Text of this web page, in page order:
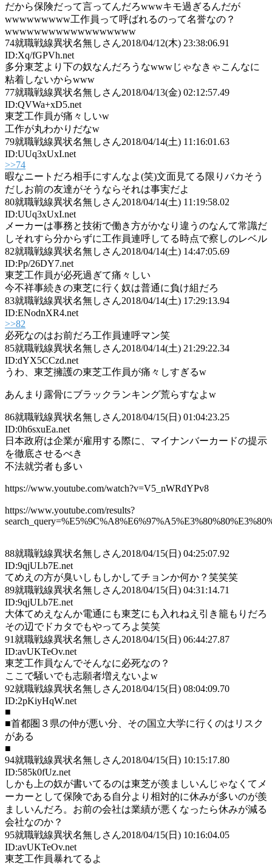
だから保険だって言ってんだろwwwキモ過ぎるんだが
wwwwwwwww工作員って呼ばれるのって名誉なの？
wwwwwwwwwwwwwwwwww
74就職戦線異状名無しさん2018/04/12(木) 23:38:06.91
ID:Xq/fGPVh.net
多分東芝より下の奴なんだろうなwwwじゃなきゃこんなに
粘着しないからwww
77就職戦線異状名無しさん2018/04/13(金) 02:12:57.49
ID:QVWa+xD5.net
東芝工作員が痛々しいw
工作が丸わかりだなw
79就職戦線異状名無しさん2018/04/14(土) 11:16:01.63
ID:UUq3xUxI.net
>>74
暇なニートだろ相手にすんなよ(笑)文面見てる限りバカそう
だしお前の友達がそうならそれは事実だよ
80就職戦線異状名無しさん2018/04/14(土) 11:19:58.02
ID:UUq3xUxI.net
メーカーは事務と技術で働き方がかなり違うのなんて常識だ
しそれすら分からずに工作員連呼してる時点で察しのレベル
82就職戦線異状名無しさん2018/04/14(土) 14:47:05.69
ID:Pp/26DY7.net
東芝工作員が必死過ぎて痛々しい
今不祥事続きの東芝に行く奴は普通に負け組だろ
83就職戦線異状名無しさん2018/04/14(土) 17:29:13.94
ID:ENodnXR4.net
>>82
必死なのはお前だろ工作員連呼マン笑
85就職戦線異状名無しさん2018/04/14(土) 21:29:22.34
ID:dYX5CCzd.net
うわ、東芝擁護の東芝工作員が痛々しすぎるw
あんまり露骨にブラックランキング荒らすなよw
86就職戦線異状名無しさん2018/04/15(日) 01:04:23.25
ID:0h6sxuEa.net
日本政府は企業が雇用する際に、マイナンバーカードの提示
を徹底させるべき
不法就労者も多い
https://www.youtube.com/watch?v=V5_nWRdYPv8
https://www.youtube.com/results?
88就職戦線異状名無しさん2018/04/15(日) 04:25:07.92
ID:9qjULb7E.net
てめえの方が臭いしもしかしてチョンか何か？笑笑笑
89就職戦線異状名無しさん2018/04/15(日) 04:31:14.71
ID:9qjULb7E.net
大体てめえなんか電通にも東芝にも入れねえ引き籠もりだろ
その辺でドカタでもやってろよ笑笑
91 就職戦線異状名無しさん2018/04/15(日) 06:44:27.87
ID:avUKTeOv.net
東芝工作員なんでそんなに必死なの？
ここで騒いでも志願者増えないよw
92就職戦線異状名無しさん2018/04/15(日) 08:04:09.70
ID:2pKiyHqW.net
■
■首都圏３県の仲が悪い分、その国立大学に行くのはリスク
がある
■
94就職戦線異状名無しさん2018/04/15(日) 10:15:17.80
ID:585k0fUz.net
しかも上の奴が書いてるのは東芝が羨ましいんじゃなくてメ
ーカーとして保険である自分より相対的に休みが多いのが羨
ましいんだろ。お前の会社は業績が悪くなったら休みが減る
会社なのか？
95就職戦線異状名無しさん2018/04/15(日) 10:16:04.05
ID:avUKTeOv.net
東芝工作員暴れてるよ